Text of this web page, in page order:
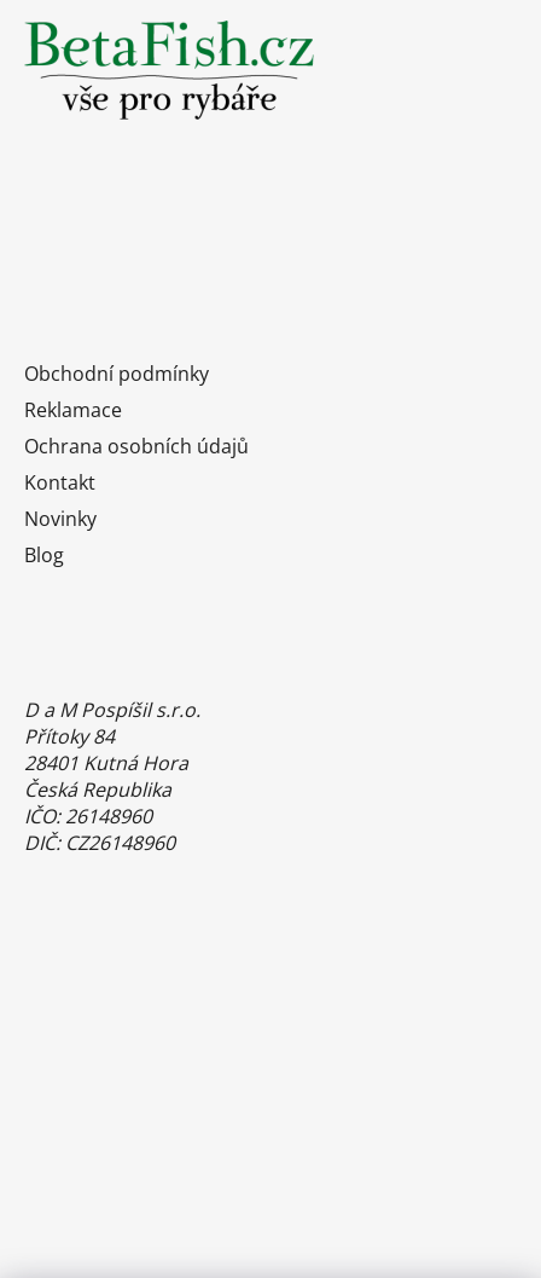
Obchodní podmínky
Reklamace
Ochrana osobních údajů
Kontakt
Novinky
Blog
D a M Pospíšil s.r.o.
Přítoky 84
28401 Kutná Hora
Česká Republika
IČO: 26148960
DIČ: CZ26148960